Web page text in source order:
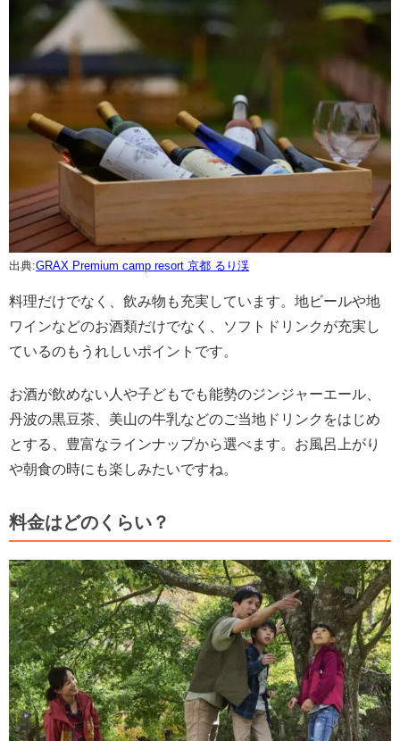
出典:GRAX Premium camp resort 京都 るり渓
料理だけでなく、飲み物も充実しています。地ビールや地
ワインなどのお酒類だけでなく、ソフトドリンクが充実し
ているのもうれしいポイントです。
お酒が飲めない人や子どもでも能勢のジンジャーエール、
丹波の黒豆茶、美山の牛乳などのご当地ドリンクをはじめ
とする、豊富なラインナップから選べます。お風呂上がり
や朝食の時にも楽しみたいですね。
料金はどのくらい？